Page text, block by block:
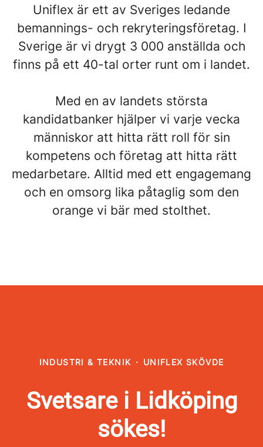
Uniflex är ett av Sveriges ledande
bemannings- och rekryteringsföretag. I
Sverige är vi drygt 3 000 anställda och
finns på ett 40-tal orter runt om i landet.
Med en av landets största
kandidatbanker hjälper vi varje vecka
människor att hitta rätt roll för sin
kompetens och företag att hitta rätt
medarbetare. Alltid med ett engagemang
och en omsorg lika påtaglig som den
orange vi bär med stolthet.
INDUSTRI & TEKNIK · UNIFLEX SKÖVDE
Svetsare i Lidköping
sökes!